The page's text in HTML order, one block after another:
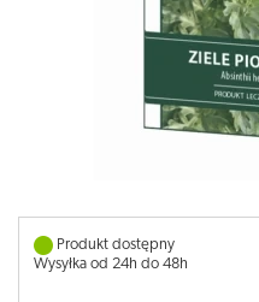
Produkt dostępny
Wysyłka od 24h do 48h